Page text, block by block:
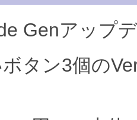
Genアップ
タン3個の